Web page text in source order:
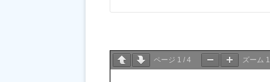
ページ 1 / 4 ズーム